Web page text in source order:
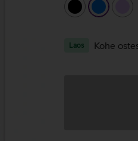
must
sinine
Laos Kohe